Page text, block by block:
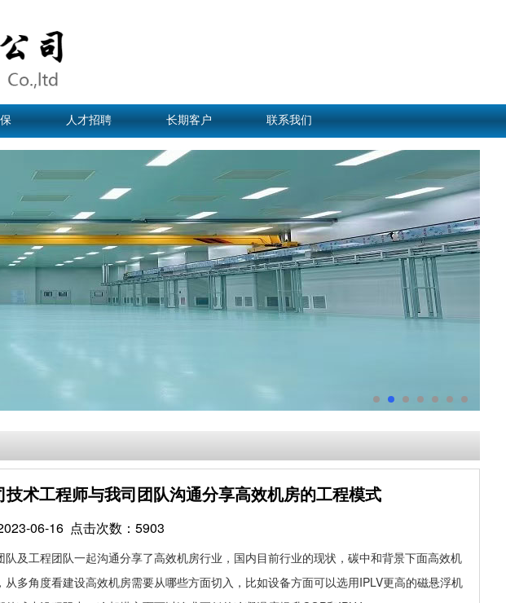
人才招聘 长期客户 联系我们
术工程师与我司团队沟通分享高效机房的工程模式
06-16 点击次数：5903
及工程团队一起沟通分享了高效机房行业，国内目前行业的现状，碳中和背景下面高效机
多角度看建设高效机房需要从哪些方面切入，比如设备方面可以选用IPLV更高的磁悬浮机